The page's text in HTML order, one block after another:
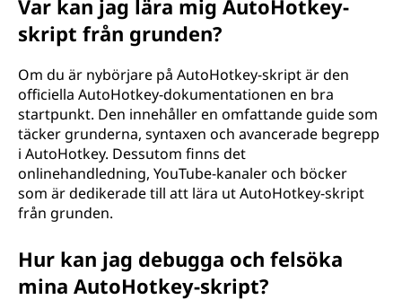
Var kan jag lära mig AutoHotkey-
skript från grunden?
Om du är nybörjare på AutoHotkey-skript är den
officiella AutoHotkey-dokumentationen en bra
startpunkt. Den innehåller en omfattande guide som
täcker grunderna, syntaxen och avancerade begrepp
i AutoHotkey. Dessutom finns det
onlinehandledning, YouTube-kanaler och böcker
som är dedikerade till att lära ut AutoHotkey-skript
från grunden.
Hur kan jag debugga och felsöka
mina AutoHotkey-skript?